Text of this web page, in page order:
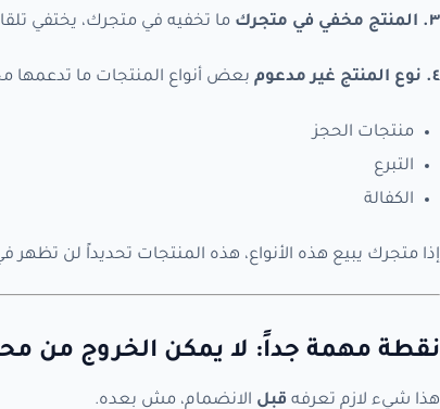
٣. المنتج مخفي في متجرك ما تخفيه في متجرك، يختفي
٤. نوع المنتج غير مدعوم بعض أنواع المنتجات ما تدعمها
منتجات الحجز
التبرع
الكفالة
إذا متجرك يبيع هذه الأنواع، هذه المنتجات تحديداً لن
نقطة مهمة جداً: لا يمكن الخروج من
هذا شيء لازم تعرفه قبل الانضمام، مش بعده.